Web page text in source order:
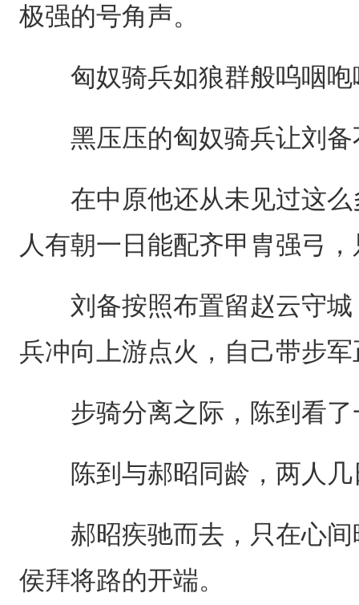
极强的号角声。
匈奴骑兵如狼群般呜咽咆
黑压压的匈奴骑兵让刘备
在中原他还从未见过这么
人有朝一日能配齐甲胄强弓
刘备按照布置留赵云守城
兵冲向上游点火，自己带步
步骑分离之际，陈到看了
陈到与郝昭同龄，两人几
郝昭疾驰而去，只在心间
侯拜将路的开端。